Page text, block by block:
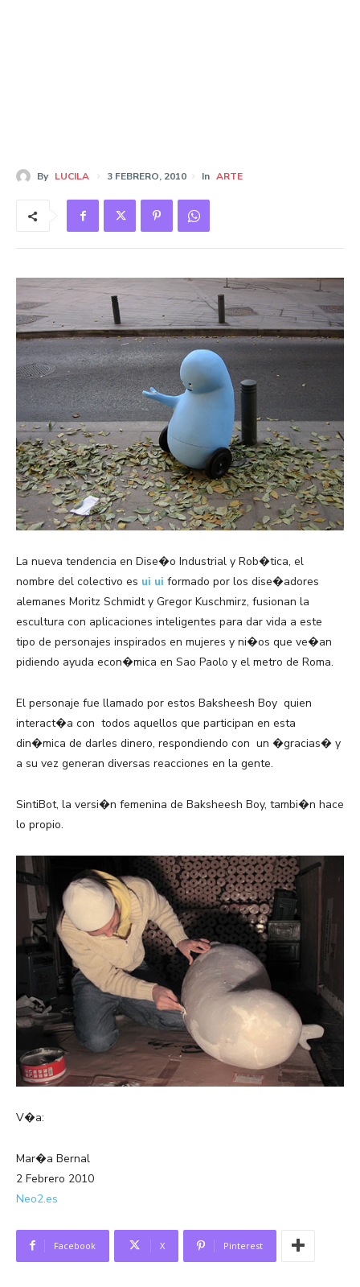
By LUCILA 3 FEBRERO, 2010 In ARTE
La nueva tendencia en Dise�o Industrial y Rob�tica, el
nombre del colectivo es ui ui formado por los dise�adores
alemanes Moritz Schmidt y Gregor Kuschmirz, fusionan la
escultura con aplicaciones inteligentes para dar vida a este
tipo de personajes inspirados en mujeres y ni�os que ve�an
pidiendo ayuda econ�mica en Sao Paolo y el metro de Roma.
El personaje fue llamado por estos Baksheesh Boy quien
interact�a con todos aquellos que participan en esta
din�mica de darles dinero, respondiendo con un �gracias� y
a su vez generan diversas reacciones en la gente.
SintiBot, la versi�n femenina de Baksheesh Boy, tambi�n hace
lo propio.
V�a:
Mar�a Bernal
2 Febrero 2010
Neo2.es
Facebook X Pinterest